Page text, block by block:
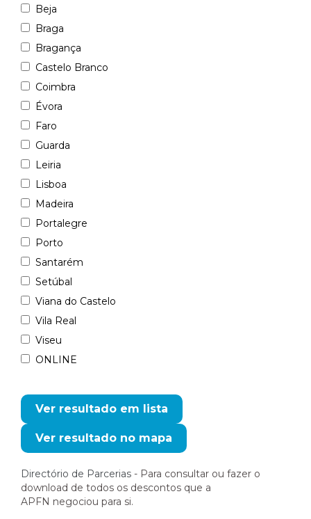
Beja
Braga
Bragança
Castelo Branco
Coimbra
Évora
Faro
Guarda
Leiria
Lisboa
Madeira
Portalegre
Porto
Santarém
Setúbal
Viana do Castelo
Vila Real
Viseu
ONLINE
Directório de Parcerias - Para consultar ou fazer o
download de todos os descontos que a
APFN negociou para si.